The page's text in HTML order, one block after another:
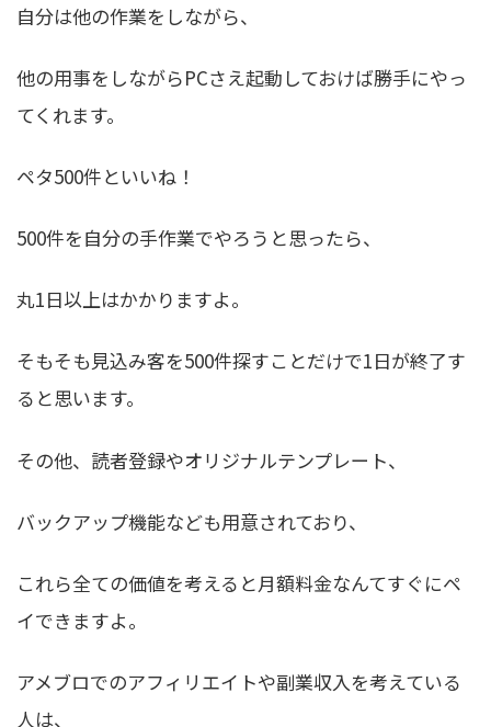
自分は他の作業をしながら、
他の用事をしながらPCさえ起動しておけば勝手にやっ
てくれます。
ペタ500件といいね！
500件を自分の手作業でやろうと思ったら、
丸1日以上はかかりますよ。
そもそも見込み客を500件探すことだけで1日が終了す
ると思います。
その他、読者登録やオリジナルテンプレート、
バックアップ機能なども用意されており、
これら全ての価値を考えると月額料金なんてすぐにペ
イできますよ。
アメブロでのアフィリエイトや副業収入を考えている
人は、